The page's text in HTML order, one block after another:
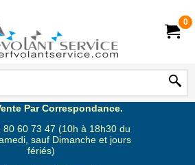
0
Par Correspondance.
80 60 73 47 (10h à 18h30 du
sauf Dimanche et jours
fériés)